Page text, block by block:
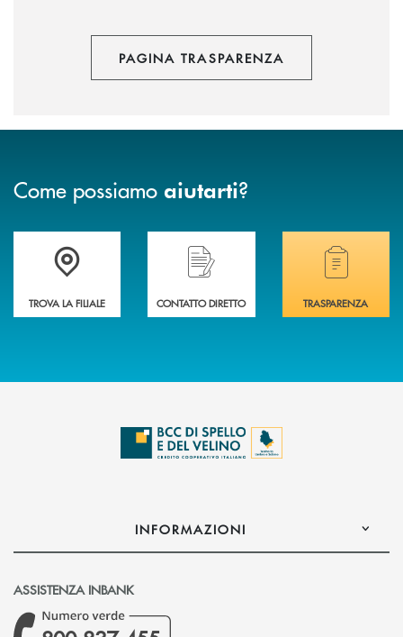
PAGINA TRASPARENZA
Come possiamo aiutarti?
Accedi all' elenco completo delle filiali della BCC di Spello e del Velino
TROVA LA FILIALE
Hai bisogno di assistenza immediata?
CONTATTO DIRETTO
Hai bisogno di
TRASPARENZA
INFORMAZIONI
ASSISTENZA INBANK